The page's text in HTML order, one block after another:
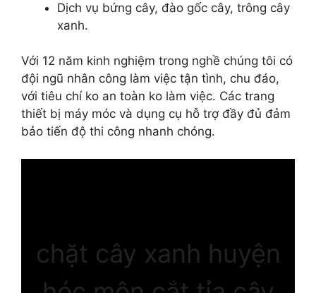
Dịch vụ bứng cây, đào gốc cây, trông cây
xanh.
Với 12 năm kinh nghiệm trong nghề chúng tôi có
đội ngũ nhân công làm việc tận tình, chu đáo,
với tiêu chí ko an toàn ko làm việc. Các trang
thiết bị máy móc và dụng cụ hỗ trợ đầy đủ đảm
bảo tiến độ thi công nhanh chóng.
chặt cây xanh huyện